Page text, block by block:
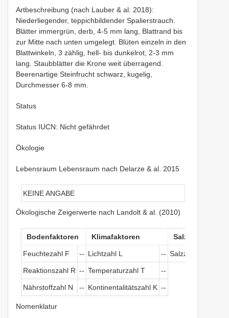
Artbeschreibung (nach Lauber & al. 2018):
Niederliegender, teppichbildender Spalierstrauch.
Blätter immergrün, derb, 4-5 mm lang, Blattrand bis
zur Mitte nach unten umgelegt. Blüten einzeln in den
Blattwinkeln, 3 zählig, hell- bis dunkelrot, 2-3 mm
lang. Staubblätter die Krone weit überragend.
Beerenartige Steinfrucht schwarz, kugelig,
Durchmesser 6-8 mm.
Status
Status IUCN: Nicht gefährdet
Ökologie
Lebensraum Lebensraum nach Delarze & al. 2015
KEINE ANGABE
Ökologische Zeigerwerte nach Landolt & al. (2010)
Bodenfaktoren Klimafaktoren Salztoleranz
Feuchtezahl F -- Lichtzahl L -- Salzzeichen
Reaktionszahl R -- Temperaturzahl T --
Nährstoffzahl N -- Kontinentalitätszahl K --
Nomenklatur